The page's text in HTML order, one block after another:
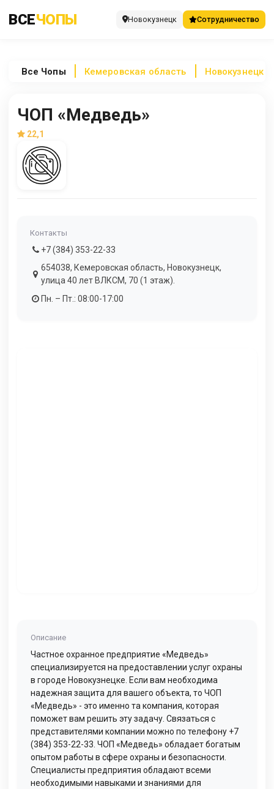
ВСЕЧОПЫ Новокузнецк Сотрудничество
Все Чопы Кемеровская область Новокузнецк
ЧОП «Медведь»
22,1
Контакты
+7 (384) 353-22-33
654038, Кемеровская область, Новокузнецк,
улица 40 лет ВЛКСМ, 70 (1 этаж).
Пн. – Пт.: 08:00-17:00
Описание
Частное охранное предприятие «Медведь»
специализируется на предоставлении услуг охраны
в городе Новокузнецке. Если вам необходима
надежная защита для вашего объекта, то ЧОП
«Медведь» - это именно та компания, которая
поможет вам решить эту задачу. Связаться с
представителями компании можно по телефону +7
(384) 353-22-33. ЧОП «Медведь» обладает богатым
опытом работы в сфере охраны и безопасности.
Специалисты предприятия обладают всеми
необходимыми навыками и знаниями для